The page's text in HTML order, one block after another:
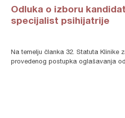
Odluka o izboru
specijalist psihijatrije
Na temelju članka 32. Statuta Klinike za psihijatriju Vrapče i nakon
provedenog postupka oglašavanja